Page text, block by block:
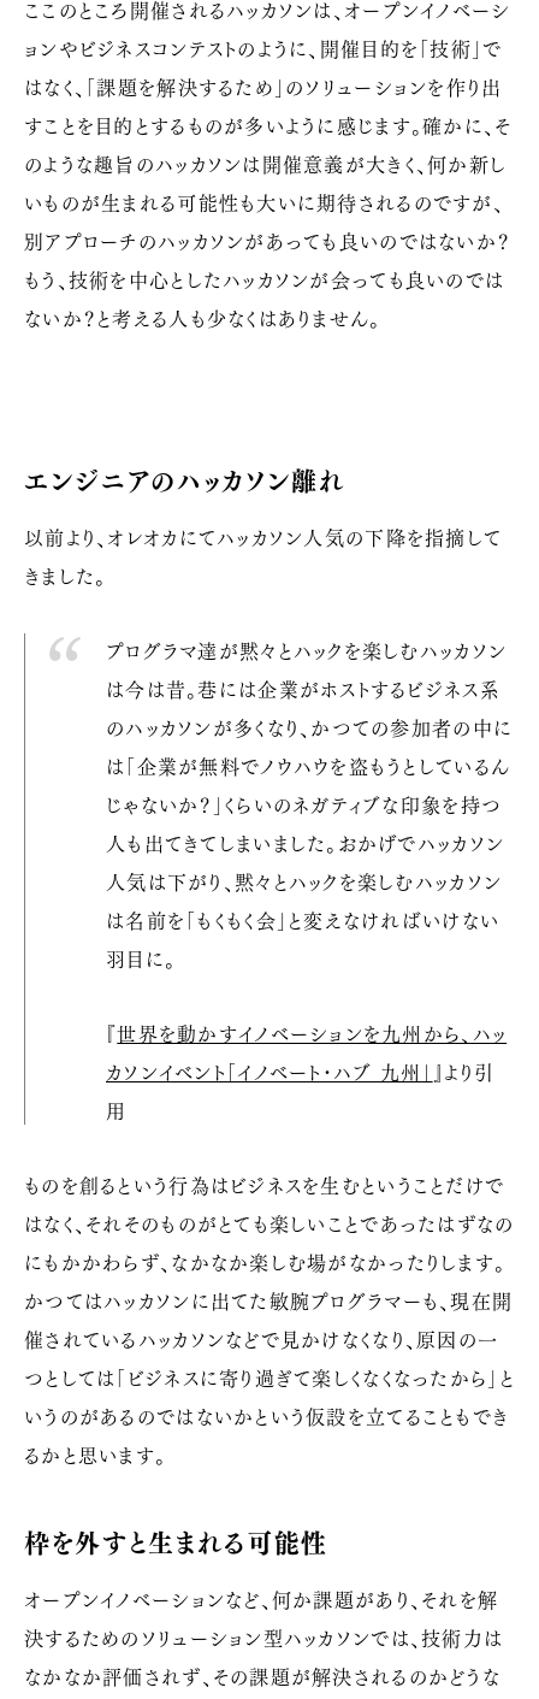
ここのところ開催されるハッカソンは、オープンイノベーシ
ョンやビジネスコンテストのように、開催目的を「技術」で
はなく、「課題を解決するため」のソリューションを作り出
すことを目的とするものが多いように感じます。確かに、そ
のような趣旨のハッカソンは開催意義が大きく、何か新し
いものが生まれる可能性も大いに期待されるのですが、
別アプローチのハッカソンがあっても良いのではないか？
もう、技術を中心としたハッカソンが会っても良いのでは
ないか？と考える人も少なくはありません。
エンジニアのハッカソン離れ
以前より、オレオカにてハッカソン人気の下降を指摘して
きました。
プログラマ達が黙々とハックを楽しむハッカソン
は今は昔。巷には企業がホストするビジネス系
のハッカソンが多くなり、かつての参加者の中に
は「企業が無料でノウハウを盗もうとしているん
じゃないか？」くらいのネガティブな印象を持つ
人も出てきてしまいました。おかげでハッカソン
人気は下がり、黙々とハックを楽しむハッカソン
は名前を「もくもく会」と変えなければいけない
羽目に。
『世界を動かすイノベーションを九州から、ハッ
カソンイベント｢イノベート･ハブ 九州｣ 』より引
用
ものを創るという行為はビジネスを生むということだけで
はなく、それそのものがとても楽しいことであったはずなの
にもかかわらず、なかなか楽しむ場がなかったりします。
かつてはハッカソンに出てた敏腕プログラマーも、現在開
催されているハッカソンなどで見かけなくなり、原因の一
つとしては「ビジネスに寄り過ぎて楽しくなくなったから」と
いうのがあるのではないかという仮設を立てることもでき
るかと思います。
枠を外すと生まれる可能性
オープンイノベーションなど、何か課題があり、それを解
決するためのソリューション型ハッカソンでは、技術力は
なかなか評価されず、その課題が解決されるのかどうな